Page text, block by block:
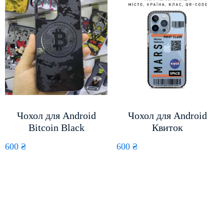
Чохол для Android
Bitcoin Black
600 ₴
Чохол для Android
Квиток
600 ₴